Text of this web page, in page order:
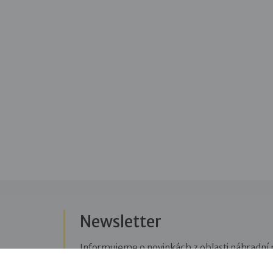
Newsletter
Informujeme o novinkách z oblasti náhradní